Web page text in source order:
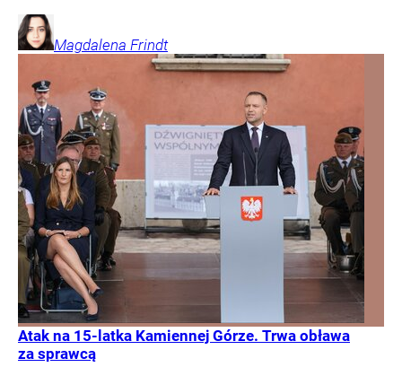
Magdalena Frindt
Atak na 15-latka Kamiennej Górze. Trwa obława
za sprawcą